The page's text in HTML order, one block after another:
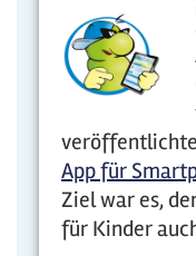
App für
Ziel war es,
für Kinder